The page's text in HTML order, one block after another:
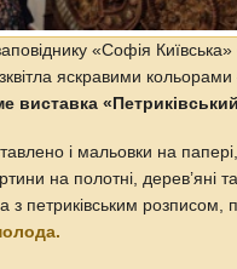
«Софія
яскравими
виставка
і мальовки на
на полотні, дерев’яні
з петриківським розписом,